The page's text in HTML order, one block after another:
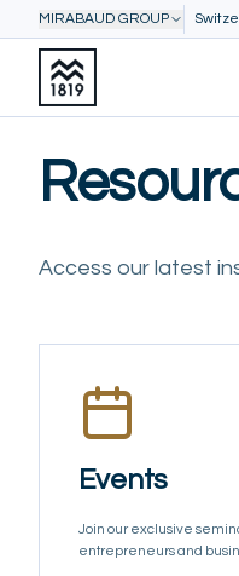
MIRABAUD GROUP
Access our latest
Events
Join our exclusive
entrepreneurs and